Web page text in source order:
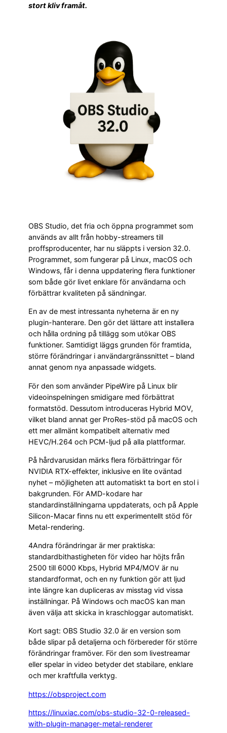
stort kliv framåt.
OBS Studio, det fria och öppna programmet som
används av allt från hobby-streamers till
proffsproducenter, har nu släppts i version 32.0.
Programmet, som fungerar på Linux, macOS och
Windows, får i denna uppdatering flera funktioner
som både gör livet enklare för användarna och
förbättrar kvaliteten på sändningar.
En av de mest intressanta nyheterna är en ny
plugin-hanterare. Den gör det lättare att installera
och hålla ordning på tillägg som utökar OBS
funktioner. Samtidigt läggs grunden för framtida,
större förändringar i användargränssnittet – bland
annat genom nya anpassade widgets.
För den som använder PipeWire på Linux blir
videoinspelningen smidigare med förbättrat
formatstöd. Dessutom introduceras Hybrid MOV,
vilket bland annat ger ProRes-stöd på macOS och
ett mer allmänt kompatibelt alternativ med
HEVC/H.264 och PCM-ljud på alla plattformar.
På hårdvarusidan märks flera förbättringar för
NVIDIA RTX-effekter, inklusive en lite oväntad
nyhet – möjligheten att automatiskt ta bort en stol i
bakgrunden. För AMD-kodare har
standardinställningarna uppdaterats, och på Apple
Silicon-Macar finns nu ett experimentellt stöd för
Metal-rendering.
4Andra förändringar är mer praktiska:
standardbithastigheten för video har höjts från
2500 till 6000 Kbps, Hybrid MP4/MOV är nu
standardformat, och en ny funktion gör att ljud
inte längre kan dupliceras av misstag vid vissa
inställningar. På Windows och macOS kan man
även välja att skicka in kraschloggar automatiskt.
Kort sagt: OBS Studio 32.0 är en version som
både slipar på detaljerna och förbereder för större
förändringar framöver. För den som livestreamar
eller spelar in video betyder det stabilare, enklare
och mer kraftfulla verktyg.
https://obsproject.com
https://linuxiac.com/obs-studio-32-0-released-
with-plugin-manager-metal-renderer